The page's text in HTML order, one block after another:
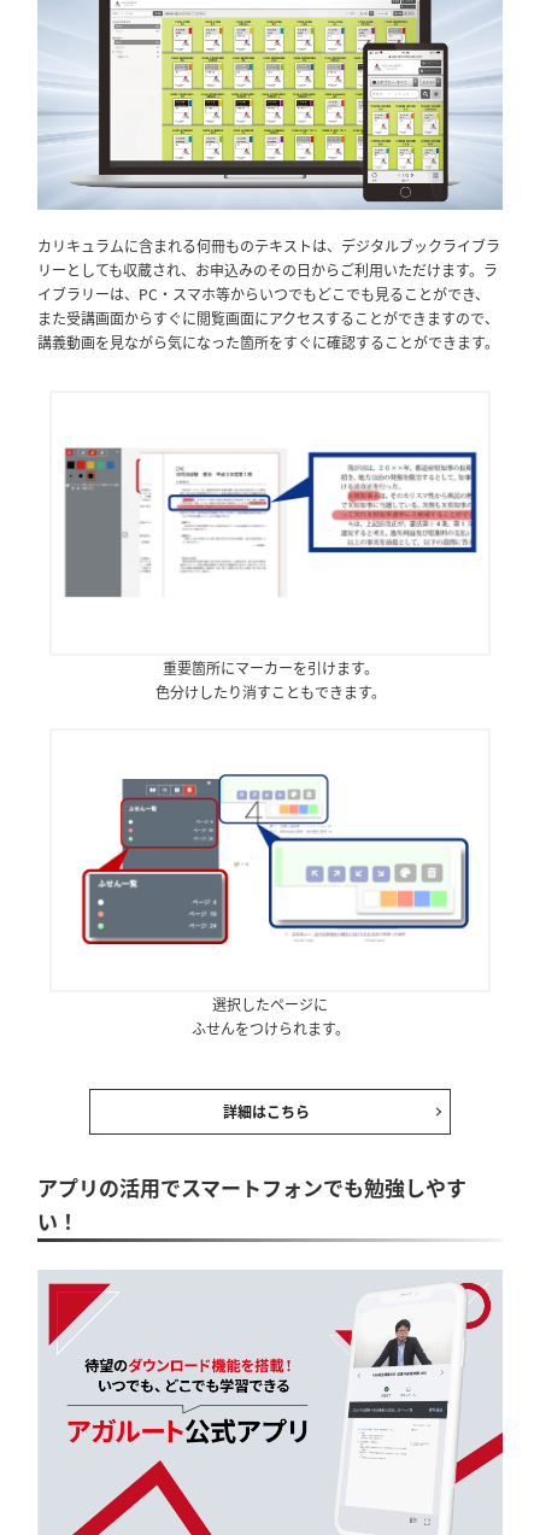
カリキュラムに含まれる何冊ものテキストは、デジタルブックライブラ
リーとしても収蔵され、お申込みのその日からご利用いただけます。ラ
イブラリーは、PC・スマホ等からいつでもどこでも見ることができ、
また受講画面からすぐに閲覧画面にアクセスすることができますので、
講義動画を見ながら気になった箇所をすぐに確認することができます。
重要箇所にマーカーを引けます。
色分けしたり消すこともできます。
選択したページに
ふせんをつけられます。
詳細はこちら
アプリの活用でスマートフォンでも勉強しやす
い！